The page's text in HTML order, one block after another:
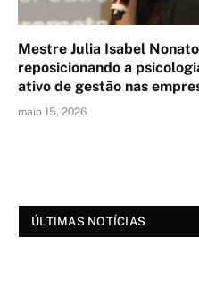
Mestre Julia Isabel
reposicionando a
ativo de gestão nas
maio 15, 2026
ÚLTIMAS NOTÍCIAS